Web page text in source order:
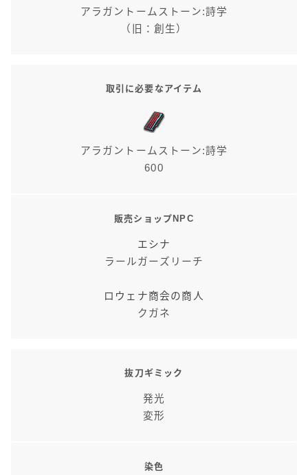
アラガントームストーン:詩学
（旧：創生）
取引に必要なアイテム
アラガントームストーン:詩学
600
販売ショップNPC
エシナ
ラールガーズリーチ
ロウェナ商会の商人
クガネ
抜刀ギミック
発光
変形
染色